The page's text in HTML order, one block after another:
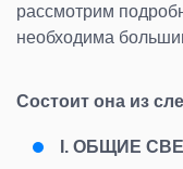
рассмотрим
необходима
Состоит она из
I. ОБЩИЕ